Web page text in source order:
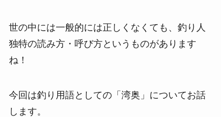
世の中には一般的には正しくなくても、釣り人
独特の読み方・呼び方というものがあります
ね！
今回は釣り用語としての「湾奥」についてお話
します。